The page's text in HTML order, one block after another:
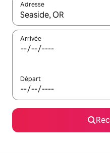
Adresse
Lorsque les résultats
Arrivée
Départ